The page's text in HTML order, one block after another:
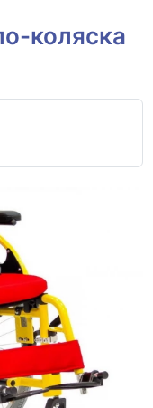
коляска